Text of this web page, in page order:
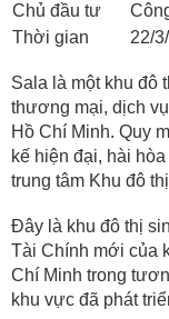
Chủ đầu tư
Thời gian
22/
Sala là một khu đô
thương mại, dịch
Hồ Chí Minh. Quy
kế hiện đại, hài
trung tâm Khu đô
Đây là khu đô thị
Tài Chính mới của
Chí Minh trong
khu vực đã phát